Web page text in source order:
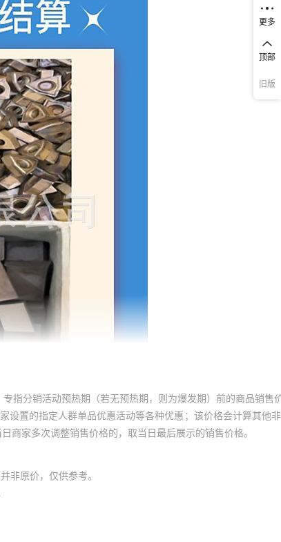
指分销活动预热期（若无预热期，则为爆发期）前的商品销售
设置的指定人群单品优惠活动等各种优惠；该价格会计算其他
家多次调整销售价格的，取当日最后展示的销售价格。
非原价，仅供参考。
更多
顶部
旧版